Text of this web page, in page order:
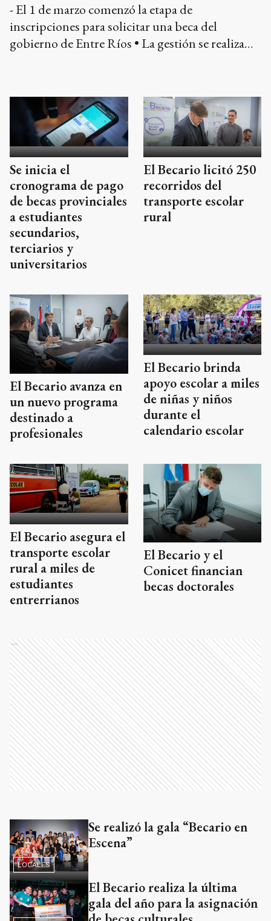
- El 1 de marzo comenzó la etapa de
inscripciones para solicitar una beca del
gobierno de Entre Ríos • La gestión se realiza
Se inicia el
cronograma de pago
de becas provinciales
a estudiantes
secundarios,
terciarios y
universitarios
El Becario licitó 250
recorridos del
transporte escolar
rural
El Becario avanza en
un nuevo programa
destinado a
profesionales
El Becario brinda
apoyo escolar a miles
de niñas y niños
durante el
calendario escolar
El Becario asegura el
transporte escolar
rural a miles de
estudiantes
entrerrianos
El Becario y el
Conicet financian
becas doctorales
Ads
LOCALES
Se realizó la gala “Becario en
Escena”
El Becario realiza la última
gala del año para la asignación